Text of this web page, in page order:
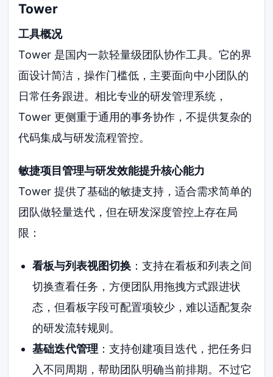
Tower
工具概况
Tower 是国内一款轻量级团队协作工具。它的界
面设计简洁，操作门槛低，主要面向中小团队的
日常任务跟进。相比专业的研发管理系统，
Tower 更侧重于通用的事务协作，不提供复杂的
代码集成与研发流程管控。
敏捷项目管理与研发效能提升核心能力
Tower 提供了基础的敏捷支持，适合需求简单的
团队做轻量迭代，但在研发深度管控上存在局
限：
看板与列表视图切换：支持在看板和列表之间
切换查看任务，方便团队用拖拽方式跟进状
态，但看板字段可配置项较少，难以适配复杂
的研发流转规则。
基础迭代管理 ：支持创建项目迭代，把任务归
入不同周期，帮助团队明确当前排期。不过它